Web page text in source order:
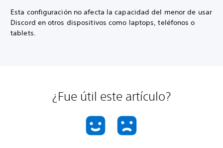
Esta configuración no afecta la capacidad del menor de usar
Discord en otros dispositivos como laptops, teléfonos o
tablets.
¿Fue útil este artículo?